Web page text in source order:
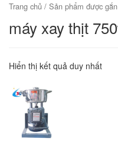
Trang chủ / Sản phẩm được
máy xay thịt
Hiển thị kết quả duy nhất